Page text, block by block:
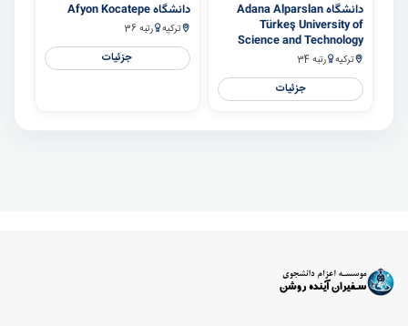
دانشگاه Adana Alparslan
Türkeş University of
Science and Technology
ترکیه رتبه 34
جزئیات
دانشگاه Afyon Kocatepe
ترکیه رتبه 36
جزئیات